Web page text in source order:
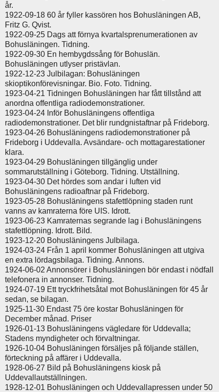
år.
1922-09-18 60 år fyller kassören hos Bohusläningen AB,
Fritz G. Qvist.
1922-09-25 Dags att förnya kvartalsprenumerationen av
Bohusläningen. Tidning.
1922-09-30 En hembygdssång för Bohuslän.
Bohusläningen utlyser pristävlan.
1922-12-23 Julbilagan: Bohusläningen
skioptikonförevisningar. Bio. Foto. Tidning.
1923-04-21 Tidningen Bohusläningen har fått tillstånd att
anordna offentliga radiodemonstrationer.
1923-04-24 Inför Bohusläningens offentliga
radiodemonstrationer. Det blir rundgnistaftnar på Frideborg.
1923-04-26 Bohusläningens radiodemonstrationer på
Frideborg i Uddevalla. Avsändare- och mottagarestationer
klara.
1923-04-29 Bohusläningen tillgänglig under
sommarutställning i Göteborg. Tidning. Utställning.
1923-04-30 Det hördes som andar i luften vid
Bohusläningens radioaftnar på Frideborg.
1923-05-28 Bohusläningens stafettlöpning staden runt
vanns av kamraterna före UIS. Idrott.
1923-06-23 Kamraternas segrande lag i Bohusläningens
stafettlöpning. Idrott. Bild.
1923-12-20 Bohusläningens Julbilaga.
1924-03-24 Från 1 april kommer Bohusläningen att utgiva
en extra lördagsbilaga. Tidning. Annons.
1924-06-02 Annonsörer i Bohusläningen bör endast i nödfall
telefonera in annonser. Tidning.
1924-07-19 Ett tryckfrihetsåtal mot Bohusläningen för 45 år
sedan, se bilagan.
1925-11-30 Endast 75 öre kostar Bohusläningen för
December månad. Priser
1926-01-13 Bohusläningens vägledare för Uddevalla;
Stadens myndigheter och förvaltningar.
1926-10-04 Bohusläningen försäljes på följande ställen,
förteckning på affärer i Uddevalla.
1928-06-27 Bild på Bohusläningens kiosk på
Uddevallautställningen.
1928-12-01 Bohusläningen och Uddevallapressen under 50